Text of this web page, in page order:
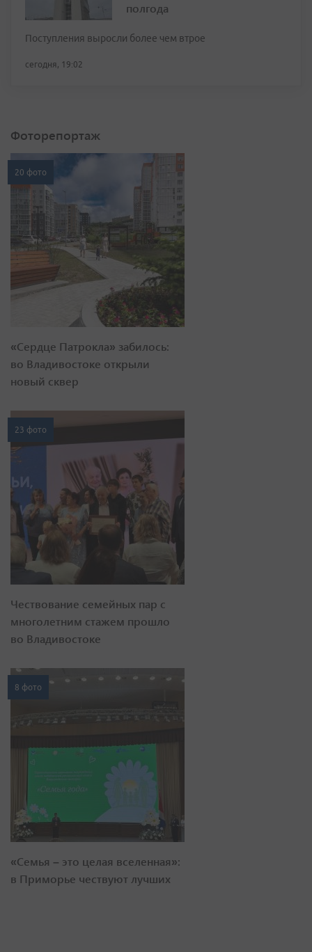
полгода
Поступления выросли более чем втрое
сегодня, 19:02
Фоторепортаж
20 фото
«Сердце Патрокла» забилось:
во Владивостоке открыли
новый сквер
23 фото
Чествование семейных пар с
многолетним стажем прошло
во Владивостоке
8 фото
«Семья – это целая вселенная»:
в Приморье чествуют лучших